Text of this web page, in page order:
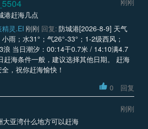
刚刚
港赶海几点
灵.EI 刚刚 回复: 防城港[2026-8-9] 天气
雨；水31°；气26°-33°；1-2级西风；
浪 当日潮汐：00:14干0.7米 / 14:10满4.7
赶海条件一般，建议选择其他日期。 赶海
，祝你赶海愉快！
0 回复
刚刚
大亚湾什么地方可以赶海